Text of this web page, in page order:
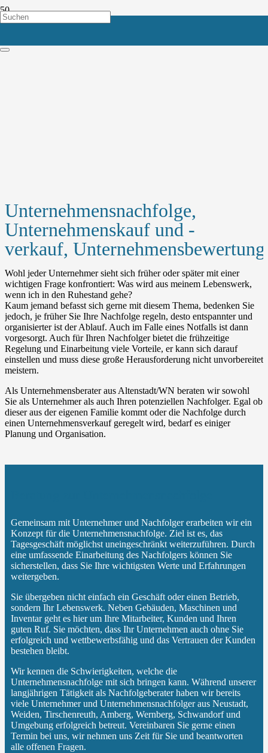
Unternehmensnachfolge,
Unternehmenskauf und -
verkauf, Unternehmensbewertung
Wohl jeder Unternehmer sieht sich früher oder später mit einer
wichtigen Frage konfrontiert: Was wird aus meinem Lebenswerk,
wenn ich in den Ruhestand gehe?
Kaum jemand befasst sich gerne mit diesem Thema, bedenken Sie
jedoch, je früher Sie Ihre Nachfolge regeln, desto entspannter und
organisierter ist der Ablauf. Auch im Falle eines Notfalls ist dann
vorgesorgt. Auch für Ihren Nachfolger bietet die frühzeitige
Regelung und Einarbeitung viele Vorteile, er kann sich darauf
einstellen und muss diese große Herausforderung nicht unvorbereitet
meistern.
Als Unternehmensberater aus Altenstadt/WN beraten wir sowohl
Sie als Unternehmer als auch Ihren potenziellen Nachfolger. Egal ob
dieser aus der eigenen Familie kommt oder die Nachfolge durch
einen Unternehmensverkauf geregelt wird, bedarf es einiger
Planung und Organisation.
Gemeinsam mit Unternehmer und Nachfolger erarbeiten wir ein
Konzept für die Unternehmensnachfolge. Ziel ist es, das
Tagesgeschäft möglichst uneingeschränkt weiterzuführen. Durch
eine umfassende Einarbeitung des Nachfolgers können Sie
sicherstellen, dass Sie Ihre wichtigsten Werte und Erfahrungen
weitergeben.
Sie übergeben nicht einfach ein Geschäft oder einen Betrieb,
sondern Ihr Lebenswerk. Neben Gebäuden, Maschinen und
Inventar geht es hier um Ihre Mitarbeiter, Kunden und Ihren
guten Ruf. Sie möchten, dass Ihr Unternehmen auch ohne Sie
erfolgreich und wettbewerbsfähig und das Vertrauen der Kunden
bestehen bleibt.
Wir kennen die Schwierigkeiten, welche die
Unternehmensnachfolge mit sich bringen kann. Während unserer
langjährigen Tätigkeit als Nachfolgeberater haben wir bereits
viele Unternehmer und Unternehmensnachfolger aus Neustadt,
Weiden, Tirschenreuth, Amberg, Wernberg, Schwandorf und
Umgebung erfolgreich betreut. Vereinbaren Sie gerne einen
Termin bei uns, wir nehmen uns Zeit für Sie und beantworten
alle offenen Fragen.